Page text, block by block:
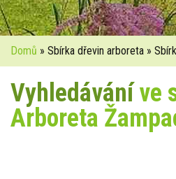
Domů » Sbírka dřevin arboreta »
Vyhledáváníve
Arboreta